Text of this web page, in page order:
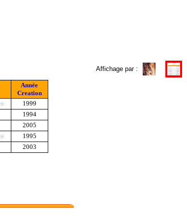
Affichage par :
Année
Creation
1999
1994
2005
1995
2003